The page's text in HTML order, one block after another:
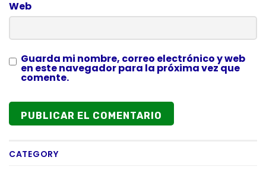
Web
Guarda mi nombre, correo electrónico y web
en este navegador para la próxima vez que
comente.
CATEGORY